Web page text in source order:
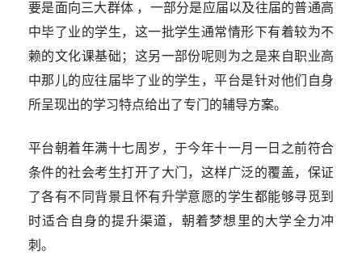
要是面向三大群体 ，一部分是应届以及往届的普通高
中毕了业的学生，这一批学生通常情形下有着较为不
赖的文化课基础；这另一部份呢则为之是来自职业高
中那儿的应往届毕了业的学生，平台是针对他们自身
所呈现出的学习特点给出了专门的辅导方案。
平台朝着年满十七周岁，于今年十一月一日之前符合
条件的社会考生打开了大门，这样广泛的覆盖，保证
了各有不同背景且怀有升学意愿的学生都能够寻觅到
时适合自身的提升渠道，朝着梦想里的大学全力冲
刺。